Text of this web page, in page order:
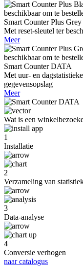
beschikbaar om te
Smart Counter Plus Grey
Met reset-sleutel ter
Meer
beschikbaar om te
Smart Counter DATA
Met uur- en
gegevensopslag
Meer
Wat is een
1
Installatie
2
Verzameling van
3
Data-analyse
4
Conversie verhogen
naar catalogus